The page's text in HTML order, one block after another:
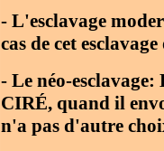
- L'esclavage
cas de cet
- Le néo-
CIRÉ, quand il
n'a pas d'autre